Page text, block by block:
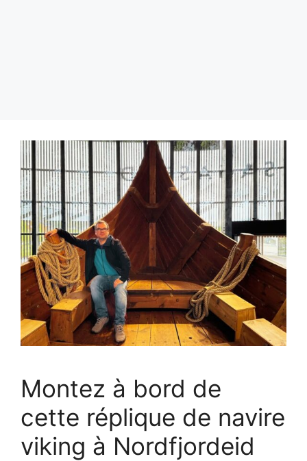
Montez à bord de
cette réplique de navire
viking à Nordfjordeid